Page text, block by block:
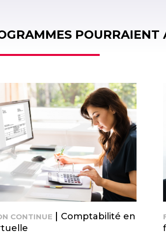
POURRAIENT
CONTINUE
Comptabilité en